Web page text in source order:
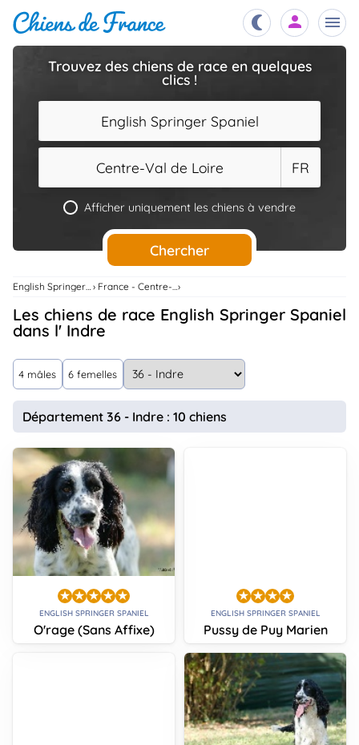
Services
..
Connexion
Trouvez des chiens de race en quelques
clics !
English Springer Spaniel
Centre-Val de Loire FR
Afficher uniquement les chiens à vendre
Chercher
English Springer Spaniel France - Centre-Val De Loire
Les chiens de race English Springer Spaniel
dans l' Indre
4 mâles 6 femelles
Département 36 - Indre : 10 chiens
ENGLISH SPRINGER SPANIEL
O'rage (Sans Affixe)
ENGLISH SPRINGER SPANIEL
Pussy de Puy Marien